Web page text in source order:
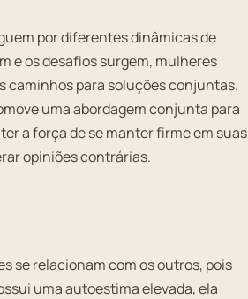
por diferentes dinâmicas de
e os desafios surgem, mulheres
caminhos para soluções conjuntas.
uma abordagem conjunta para
a força de se manter firme em suas
opiniões contrárias.
se relacionam com os outros, pois
uma autoestima elevada, ela